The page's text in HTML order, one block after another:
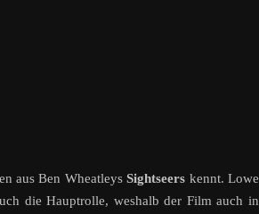
aus Ben WheatleysSightseers kennt. Lowe
die Hauptrolle, weshalb der Film auch in